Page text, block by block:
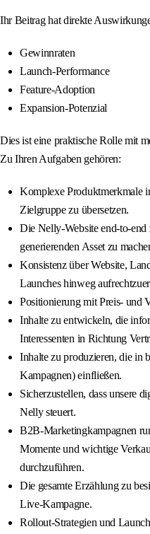
Ihr Beitrag hat direkte
Gewinnraten
Launch-Performance
Feature-Adoption
Expansion-Potenzial
Dies ist eine praktische Rolle mit
Zu Ihren Aufgaben gehören:
Komplexe Produktmerkmale
Zielgruppe zu übersetzen.
Die Nelly-Website end-to-end
generierenden Asset zu
Konsistenz über Website,
Launches hinweg
Positionierung mit Preis- und
Inhalte zu entwickeln, die
Interessenten in Richtung
Inhalte zu produzieren, die in
Kampagnen) einfließen.
Sicherzustellen, dass unsere
Nelly steuert.
B2B-Marketingkampagnen
Momente und wichtige
durchzuführen.
Die gesamte Erzählung zu
Live-Kampagne.
Rollout-Strategien und